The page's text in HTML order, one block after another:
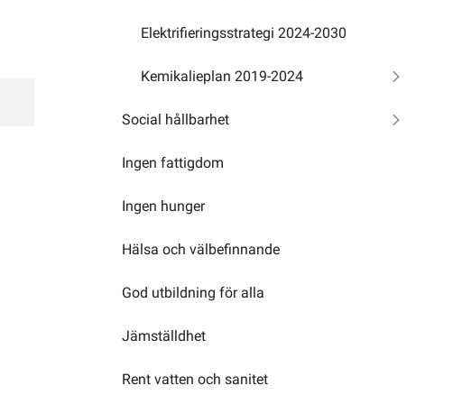
Elektrifieringsstrategi 2024-2030
Kemikalieplan 2019-2024
Social hållbarhet
Ingen fattigdom
Ingen hunger
Hälsa och välbefinnande
God utbildning för alla
Jämställdhet
Rent vatten och sanitet